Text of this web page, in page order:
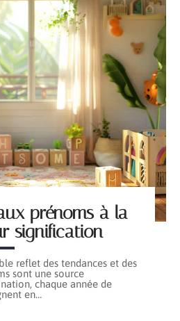
prénoms à la
signification
reflet des tendances et des
sont une source
chaque année de
en…